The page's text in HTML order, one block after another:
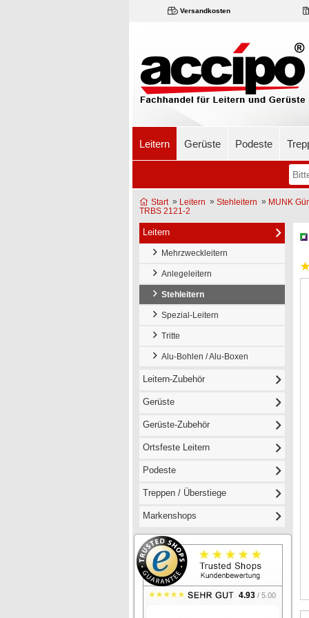
Versandkosten
Leitern Gerüste Podeste
Start» Leitern » Stehleitern » MUNK
TRBS 2121-2
Leitern
Mehrzweckleitern
Anlegeleitern
Stehleitern
Spezial-Leitern
Tritte
Alu-Bohlen / Alu-Boxen
Leitern-Zubehör
Gerüste
Gerüste-Zubehör
Ortsfeste Leitern
Podeste
Treppen / Überstiege
Markenshops
4.93 / 5.00